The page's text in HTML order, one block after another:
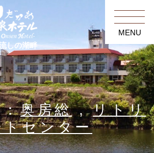
しの湖畔
MENU
奥房総,リトリ
トセンター